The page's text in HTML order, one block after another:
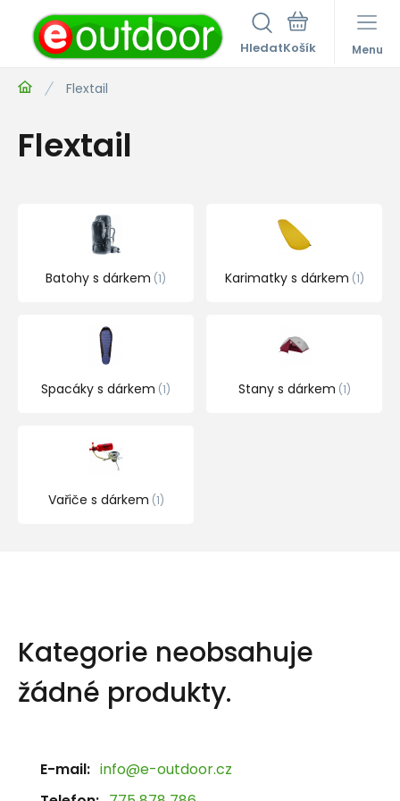
Hledat Menu
Flextail
Flextail
Batohy s dárkem 1 Karimatky s dárkem 1
Spacáky s dárkem 1 Stany s dárkem 1
Vařiče s dárkem 1
Kategorie neobsahuje
žádné produkty.
E-mail: info@e-outdoor.cz